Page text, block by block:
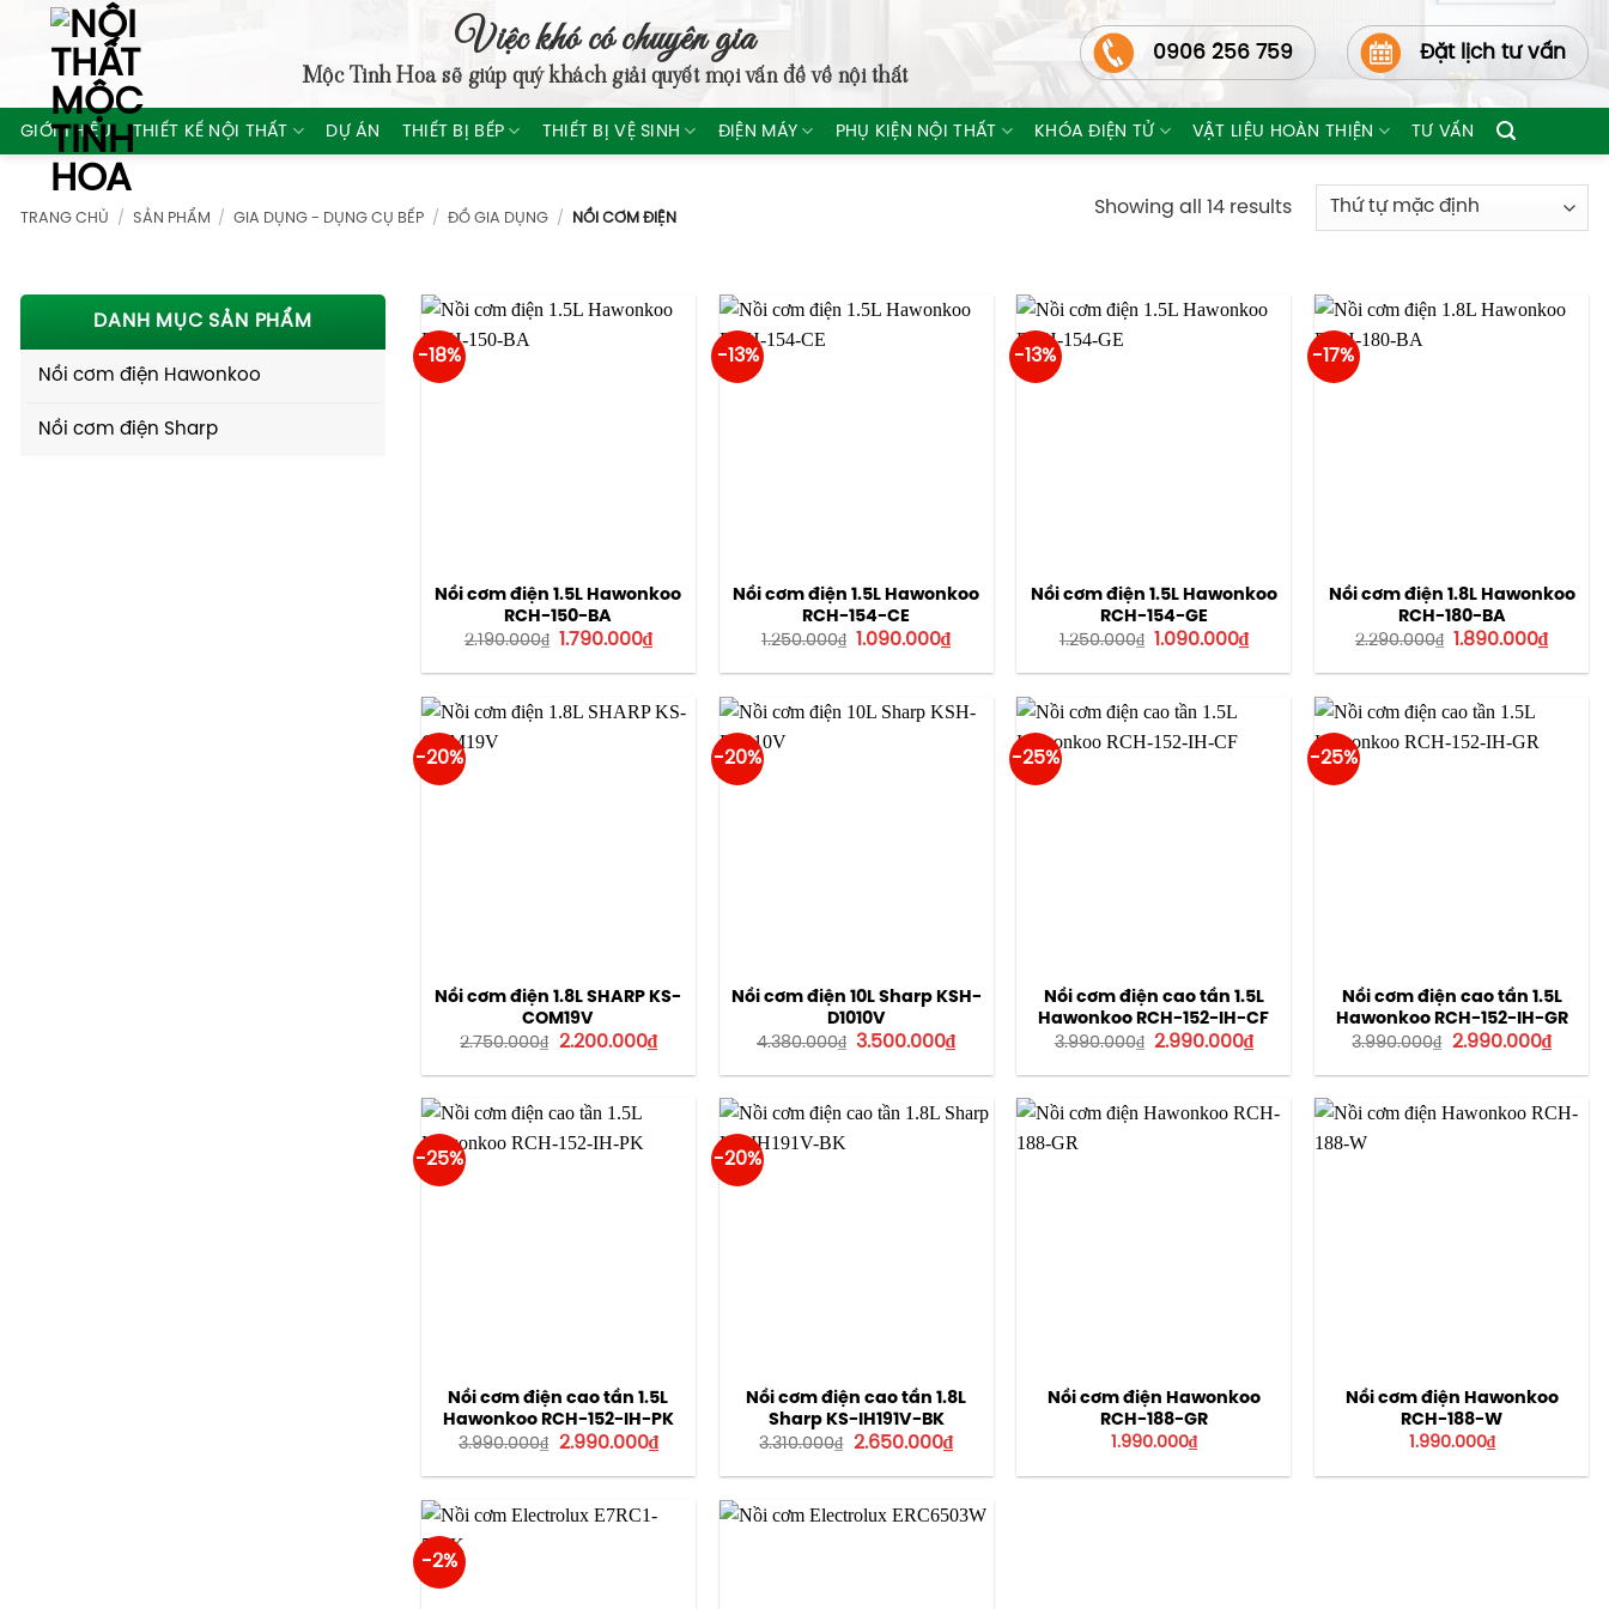
content
Việc khó có chuyên gia
Mộc Tinh Hoasẽ giúp quý khách giải quyết mọi vấn đề về nội thất
0906 256 759 Đặt lịch tư vấn
GIỚI THIỆU THIẾT KẾ NỘI THẤT DỰ ÁN THIẾT BỊ BẾP THIẾT BỊ VỆ SINH ĐIỆN MÁY PHỤ KIỆN NỘI THẤT KHÓA ĐIỆN TỬ VẬT LIỆU HOÀN THIỆN TƯ VẤN
TRANG CHỦ / SẢN PHẨM / GIA DỤNG - DỤNG CỤ BẾP / ĐỒ GIA DỤNG / NỒI CƠM ĐIỆN
Showing all 14 results
DANH MỤC SẢN PHẨM
Nồi cơm điện Hawonkoo
Nồi cơm điện Sharp
-18%
Nồi cơm điện 1.5L Hawonkoo
RCH-150-BA
2.190.000₫ Giá
là:
1.790.000₫Giá
hiện
tại
1.790.000₫.
-13%
Nồi cơm điện 1.5L Hawonkoo
RCH-154-CE
1.250.000₫ Giá
là:
1.090.000₫Giá
hiện
tại
1.090.000₫.
-13%
Nồi cơm điện 1.5L Hawonkoo
RCH-154-GE
1.250.000₫ Giá
là:
1.090.000₫Giá
hiện
tại
1.090.000₫.
-17%
Nồi cơm điện 1.8L Hawonkoo
RCH-180-BA
2.290.000₫ Giá
là:
1.890.000₫Giá
hiện
tại
-20%
Nồi cơm điện 1.8L SHARP KS-
COM19V
2.750.000₫
Giá
là:
2.200.000₫Giá
hiện
tại
2.200.000₫.
-20%
Nồi cơm điện 10L Sharp KSH-
D1010V
4.380.000₫ Giá
là:
3.500.000₫Giá
hiện
tại
3.500.000₫.
-25%
Nồi cơm điện cao tần 1.5L
Hawonkoo RCH-152-IH-CF
3.990.000₫ Giá
là:
2.990.000₫Giá
hiện
tại
2.990.000₫.
-25%
Nồi cơm điện cao tần 1.5L
Hawonkoo RCH-152-IH-GR
3.990.000₫ Giá
là:
2.990.000₫Giá
hiện
tại
-25%
Nồi cơm điện cao tần 1.5L
Hawonkoo RCH-152-IH-PK
3.990.000₫ Giá
là:
2.990.000₫Giá
hiện
tại
2.990.000₫.
-20%
Nồi cơm điện cao tần 1.8L
Sharp KS-IH191V-BK
3.310.000₫ Giá
là:
2.650.000₫Giá
hiện
tại
2.650.000₫.
Nồi cơm điện Hawonkoo
RCH-188-GR
1.990.000₫
Nồi cơm điện Hawonkoo
RCH-188-W
1.990.000₫
-2%